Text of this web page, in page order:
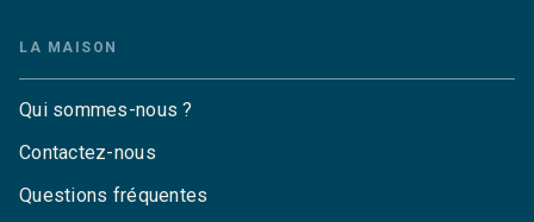
LA MAISON
Qui sommes-nous ?
Contactez-nous
Questions fréquentes